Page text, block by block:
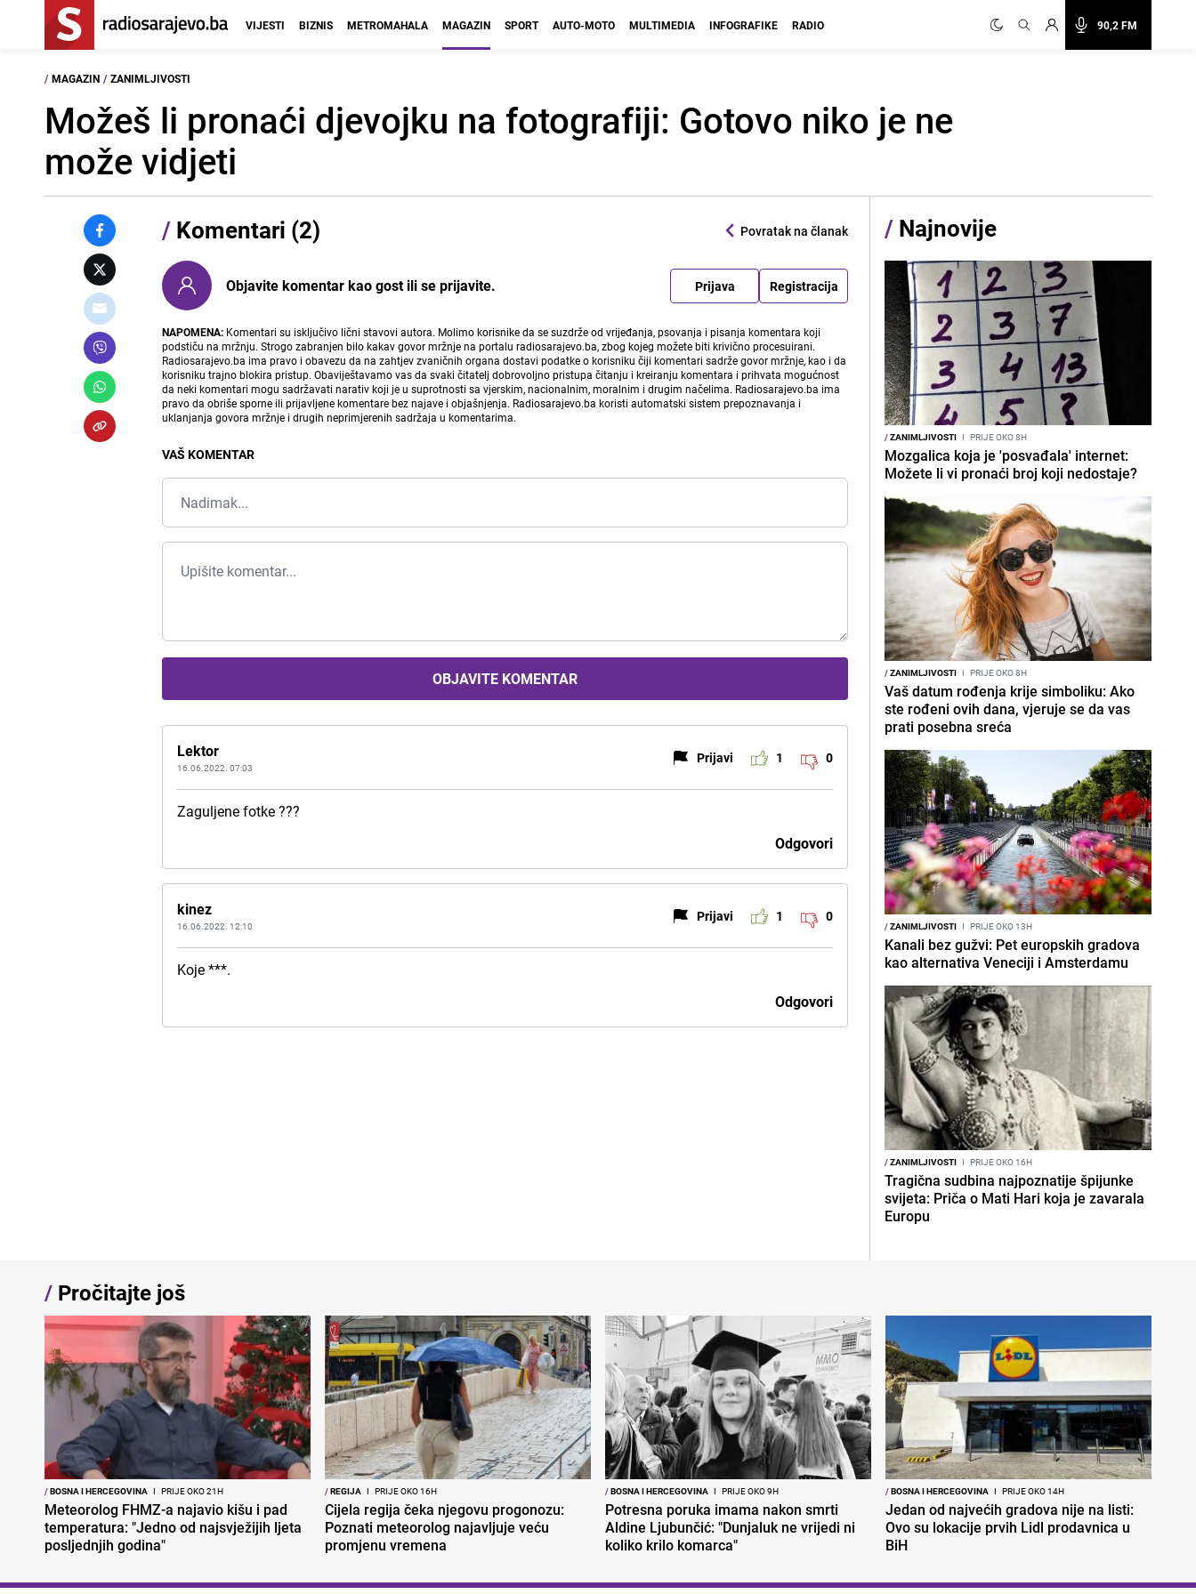
90,2 FM
VIJESTI BIZNIS METROMAHALA MAGAZIN SPORT AUTO-MOTO MULTIMEDIA INFOGRAFIKE RADIO
/ MAGAZIN / ZANIMLJIVOSTI
Možeš li pronaći djevojku na fotografiji: Gotovo niko je ne
može vidjeti
/ Komentari (2) Povratak na članak
Objavite komentar kao gost ili se prijavite. Prijava Registracija
NAPOMENA: Komentari su isključivo lični stavovi autora. Molimo korisnike da se suzdrže od vrijeđanja, psovanja i pisanja komentara koji
podstiču na mržnju. Strogo zabranjen bilo kakav govor mržnje na portalu radiosarajevo.ba, zbog kojeg možete biti krivično procesuirani.
Radiosarajevo.ba ima pravo i obavezu da na zahtjev zvaničnih organa dostavi podatke o korisniku čiji komentari sadrže govor mržnje, kao i da
korisniku trajno blokira pristup. Obaviještavamo vas da svaki čitatelj dobrovoljno pristupa čitanju i kreiranju komentara i prihvata mogućnost
da neki komentari mogu sadržavati narativ koji je u suprotnosti sa vjerskim, nacionalnim, moralnim i drugim načelima. Radiosarajevo.ba ima
pravo da obriše sporne ili prijavljene komentare bez najave i objašnjenja. Radiosarajevo.ba koristi automatski sistem prepoznavanja i
uklanjanja govora mržnje i drugih neprimjerenih sadržaja u komentarima.
VAŠ KOMENTAR
OBJAVITE KOMENTAR
Lektor
16.06.2022. 07:03
Prijavi 1 0
Zaguljene fotke ???
Odgovori
kinez
16.06.2022. 12:10
Prijavi 1 0
Koje ***.
Odgovori
/ Najnovije
/ZANIMLJIVOSTI I PRIJE OKO 8H
Mozgalica koja je 'posvađala' internet:
Možete li vi pronaći broj koji nedostaje?
/ZANIMLJIVOSTI I PRIJE OKO 8H
Vaš datum rođenja krije simboliku: Ako
ste rođeni ovih dana, vjeruje se da vas
prati posebna sreća
/ZANIMLJIVOSTI I PRIJE OKO 13H
Kanali bez gužvi: Pet europskih gradova
kao alternativa Veneciji i Amsterdamu
/ZANIMLJIVOSTI I PRIJE OKO 16H
Tragična sudbina najpoznatije špijunke
svijeta: Priča o Mati Hari koja je zavarala
Europu
/ Pročitajte još
/BOSNA I HERCEGOVINA I PRIJE OKO 21H
Meteorolog FHMZ-a najavio kišu i pad
temperatura: "Jedno od najsvježijih ljeta
posljednjih godina"
/REGIJA I PRIJE OKO 16H
Cijela regija čeka njegovu progonozu:
Poznati meteorolog najavljuje veću
promjenu vremena
/BOSNA I HERCEGOVINA I PRIJE OKO 9H
Potresna poruka imama nakon smrti
Aldine Ljubunčić: "Dunjaluk ne vrijedi ni
koliko krilo komarca"
/BOSNA I HERCEGOVINA I PRIJE OKO 14H
Jedan od najvećih gradova nije na listi:
Ovo su lokacije prvih Lidl prodavnica u
BiH